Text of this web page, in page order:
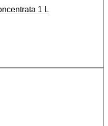
1 L